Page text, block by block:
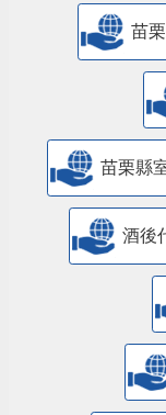
苗
苗栗縣
酒後